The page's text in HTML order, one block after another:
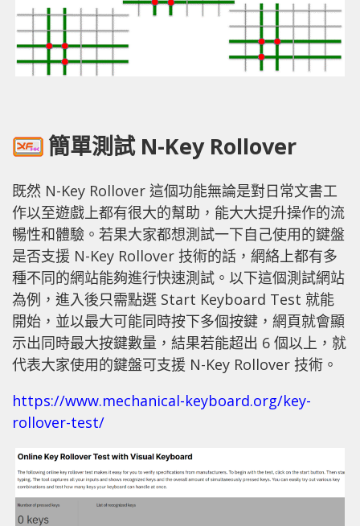
簡單測試 N-Key Rollover
既然 N-Key Rollover 這個功能無論是對日常文書工
作以至遊戲上都有很大的幫助，能大大提升操作的流
暢性和體驗。若果大家都想測試一下自己使用的鍵盤
是否支援 N-Key Rollover 技術的話，網絡上都有多
種不同的網站能夠進行快速測試。以下這個測試網站
為例，進入後只需點選 Start Keyboard Test 就能
開始，並以最大可能同時按下多個按鍵，網頁就會顯
示出同時最大按鍵數量，結果若能超出 6 個以上，就
代表大家使用的鍵盤可支援 N-Key Rollover 技術。
https://www.mechanical-keyboard.org/key-
rollover-test/